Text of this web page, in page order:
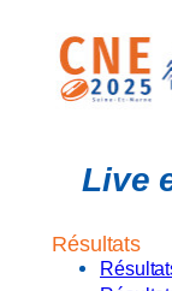
contenu
Live
Résultats